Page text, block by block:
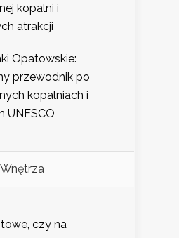
kopalni i
atrakcji
Opatowskie:
przewodnik po
kopalniach i
UNESCO
Wnętrza
czy na